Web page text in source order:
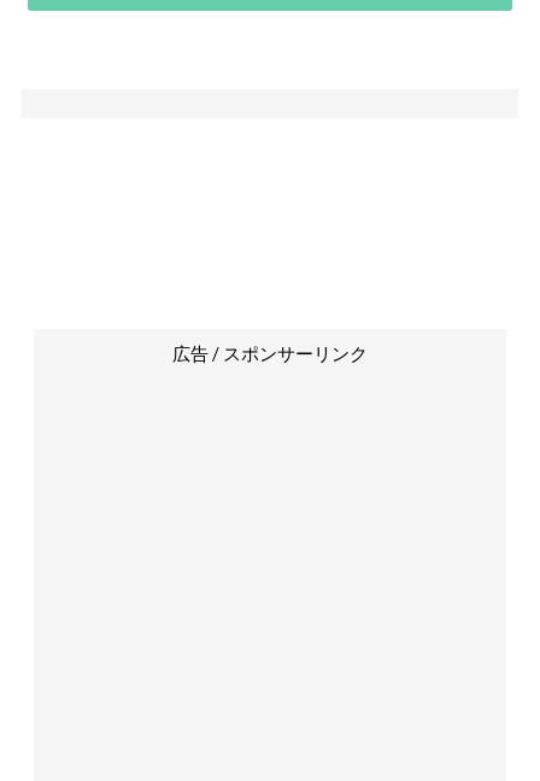
広告 / スポンサーリンク